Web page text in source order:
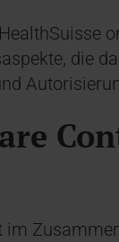
die
im